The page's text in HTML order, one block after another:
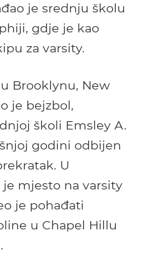
je srednju školu
gdje je kao
za varsity.
Brooklynu, New
je bejzbol,
školi Emsley A.
godini odbijen
U
mjesto na varsity
je pohađati
u Chapel Hillu